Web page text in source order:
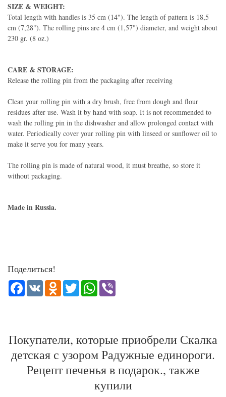
SIZE & WEIGHT:
Total length with handles is 35 cm (14"). The length of pattern is 18,5
cm (7,28"). The rolling pins are 4 cm (1,57") diameter, and weight about
230 gr. (8 oz.)
CARE & STORAGE:
Release the rolling pin from the packaging after receiving
Clean your rolling pin with a dry brush, free from dough and flour
residues after use. Wash it by hand with soap. It is not recommended to
wash the rolling pin in the dishwasher and allow prolonged contact with
water. Periodically cover your rolling pin with linseed or sunflower oil to
make it serve you for many years.
The rolling pin is made of natural wood, it must breathe, so store it
without packaging.
Made in Russia.
Поделиться!
Facebook
VK Odnoklassniki
TwitterWhatsApp
Покупатели, которые приобрели Скалка
детская с узором Радужные единороги.
Рецепт печенья в подарок., также
купили